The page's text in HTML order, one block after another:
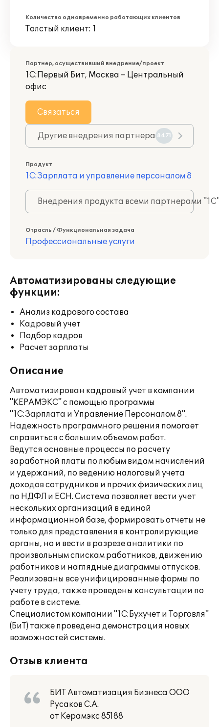
Количество одновременно работающих клиентов
Толстый клиент: 1
Партнер, осуществивший внедрение/проект
1С:Первый Бит, Москва – Центральный
офис
Связаться
Другие внедрения партнера 8471
Продукт
1С:Зарплата и управление персоналом 8
Внедрения продукта всеми партнерами
Отрасль / Функциональная задача
Профессиональные услуги
Автоматизированы следующие
функции:
Анализ кадрового состава
Кадровый учет
Подбор кадров
Расчет зарплаты
Описание
Автоматизирован кадровый учет в компании
"КЕРАМЭКС" с помощью программы
"1С:Зарплата и Управление Персоналом 8".
Надежность программного решения помогает
справиться с большим объемом работ.
Ведутся основные процессы по расчету
заработной платы по любым видам начислений
и удержаний, по ведению налоговый учета
доходов сотрудников и прочих физических лиц
по НДФЛ и ЕСН. Система позволяет вести учет
нескольких организаций в единой
информационной базе, формировать отчеты не
только для представления в контролирующие
органы, но и вести в разрезе аналитики по
произвольным спискам работников, движению
работников и наглядные диаграммы отпусков.
Реализованы все унифицированные формы по
учету труда, также проведены консультации по
работе в системе.
Специалистом компании "1С:Бухучет и Торговля"
(БиТ) также проведена демонстрация новых
возможностей системы.
Отзыв клиента
БИТ Автоматизация Бизнеса ООО
Русаков С.А.
от Керамэкс 85188